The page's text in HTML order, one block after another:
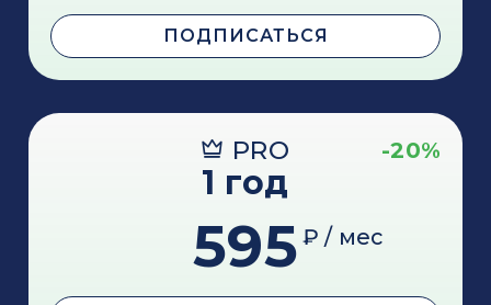
ПОДПИСАТЬСЯ
PRO -20%
1 год
595 ₽ / мес